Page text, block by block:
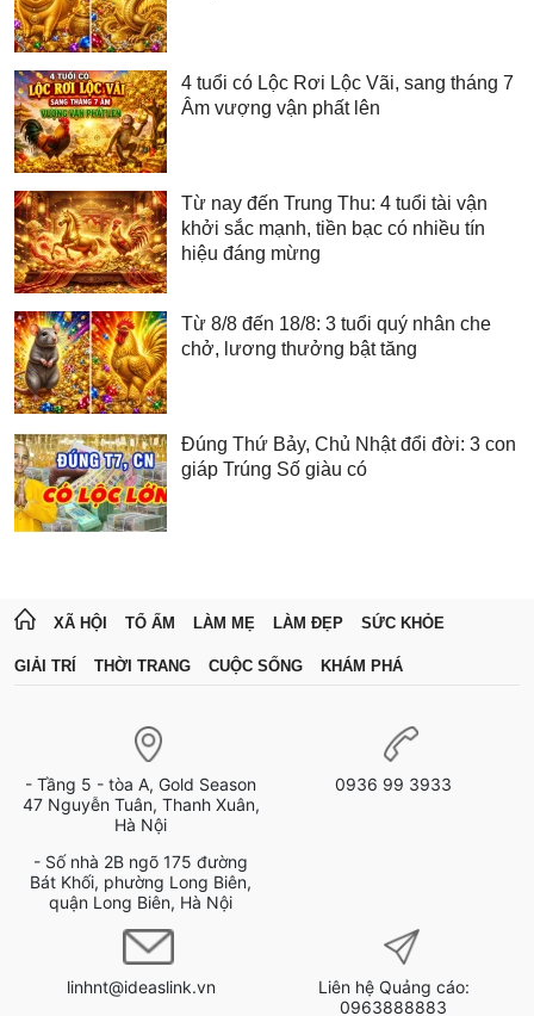
4 tuổi có Lộc Rơi Lộc Vãi, sang tháng 7
Âm vượng vận phất lên
Từ nay đến Trung Thu: 4 tuổi tài vận
khởi sắc mạnh, tiền bạc có nhiều tín
hiệu đáng mừng
Từ 8/8 đến 18/8: 3 tuổi quý nhân che
chở, lương thưởng bật tăng
Đúng Thứ Bảy, Chủ Nhật đổi đời: 3 con
giáp Trúng Số giàu có
XÃ HỘI TỔ ẤM LÀM MẸ LÀM ĐẸP SỨC KHỎE
GIẢI TRÍ THỜI TRANG CUỘC SỐNG KHÁM PHÁ
- Tầng 5 - tòa A, Gold Season
47 Nguyễn Tuân, Thanh Xuân,
Hà Nội
- Số nhà 2B ngõ 175 đường
Bát Khối, phường Long Biên,
quận Long Biên, Hà Nội
0936 99 3933
linhnt@ideaslink.vn
Liên hệ Quảng cáo:
0963888883